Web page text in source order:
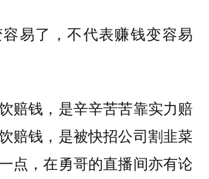
易了，不代表赚钱变容易
赔钱，是辛辛苦苦靠实力赔
赔钱，是被快招公司割韭菜
点，在勇哥的直播间亦有论